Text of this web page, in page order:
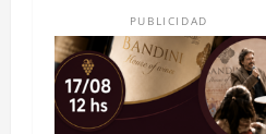
PUBLICIDAD